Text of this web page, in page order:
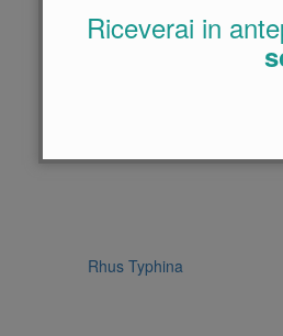
Riceverai in